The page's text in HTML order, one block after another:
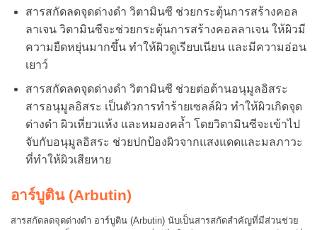
สารสกัดลดจุดด่างดำ วิตามินซี ช่วยกระตุ้นการสร้างคอล
ลาเจน วิตามินซีจะช่วยกระตุ้นการสร้างคอลลาเจน ให้ผิวมี
ความยืดหยุ่นมากขึ้น ทำให้ผิวดูเรียบเนียน และมีความอ่อน
เยาว์
สารสกัดลดจุดด่างดำ วิตามินซี ช่วยต่อต้านอนุมูลอิสระ
สารอนุมูลอิสระ เป็นตัวการทำร้ายเซลล์ผิว ทำให้ผิวเกิดจุด
ด่างดำ ผิวเหี่ยวแห้ง และหมองคล้ำ โดยวิตามินซีจะเข้าไป
จับกับอนุมูลอิสระ ช่วยปกป้องผิวจากแสงแดดและมลภาวะ
ที่ทำให้ผิวเสียหาย
อาร์บูติน (Arbutin)
สารสกัดลดจุดด่างดำ อาร์บูติน (Arbutin) นับเป็นสารสกัดสำคัญที่มีส่วนช่วย